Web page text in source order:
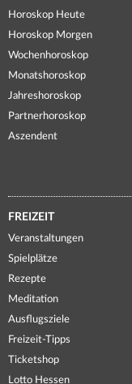
Horoskop Heute
Horoskop Morgen
Wochenhoroskop
Monatshoroskop
Jahreshoroskop
Partnerhoroskop
Aszendent
FREIZEIT
Veranstaltungen
Spielplätze
Rezepte
Meditation
Ausflugsziele
Freizeit-Tipps
Ticketshop
Lotto Hessen